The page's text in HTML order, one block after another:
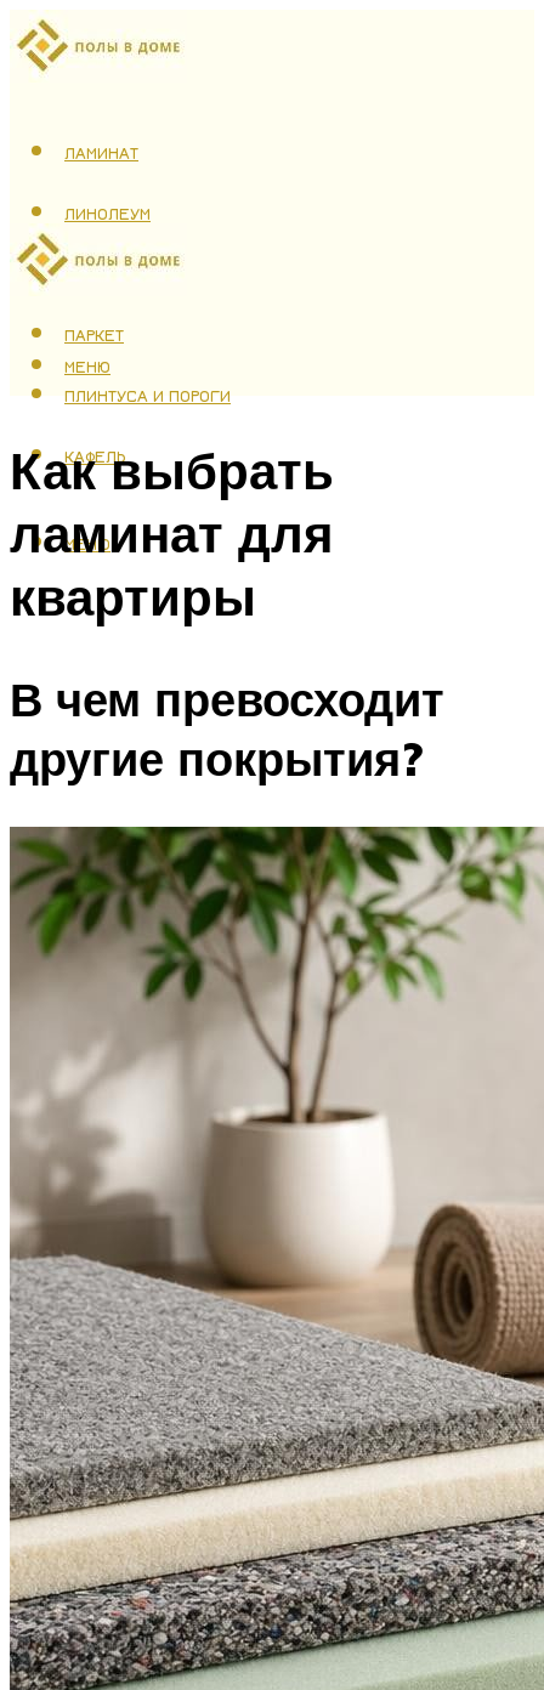
ЛАМИНАТ
ЛИНОЛЕУМ
ТЕПЛЫЙ ПОЛ
ПАРКЕТ
ПЛИНТУСА И ПОРОГИ
КАФЕЛЬ
МЕНЮ
МЕНЮ
Как выбрать
ламинат для
квартиры
В чем превосходит
другие покрытия?